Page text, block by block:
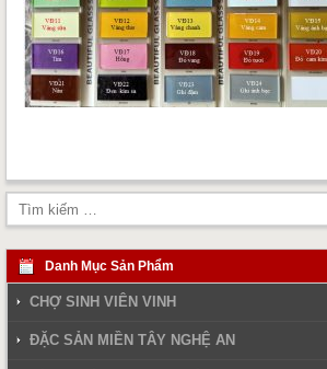
Danh Mục Sản Phẩm
CHỢ SINH VIÊN VINH
ĐẶC SẢN MIỀN TÂY NGHỆ AN